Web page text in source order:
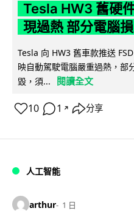
Tesla HW3 舊硬
現過熱 部分電腦
Tesla 向 HW3 舊車款推送
映自動駕駛電腦嚴重過熱，部
毀，須...
閱讀全文
10 1 ↗ 分享
人工智能
arthur 1 日